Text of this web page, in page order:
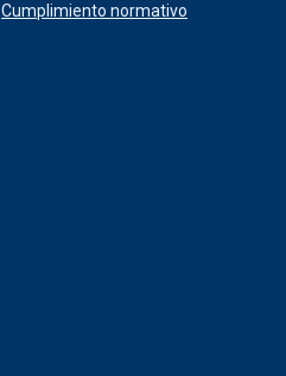
Cumplimiento normativo